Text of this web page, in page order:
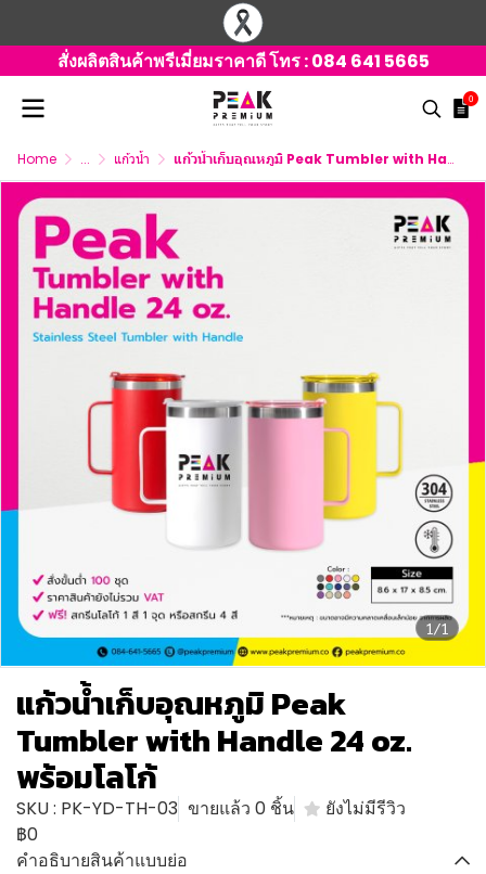
สั่งผลิตสินค้าพรีเมี่ยมราคาดี โทร :084 641 5665
0
Home ... แก้วน้ำ แก้วน้ำเก็บอุณหภูมิ Peak Tumbler with Handle 24 oz. พร้อมโลโก้
1/1
แก้วน้ำเก็บอุณหภูมิ Peak
Tumbler with Handle 24 oz.
พร้อมโลโก้
SKU : PK-YD-TH-03 ขายแล้ว 0 ชิ้น
ยังไม่มีรีวิว
฿0
คำอธิบายสินค้าแบบย่อ